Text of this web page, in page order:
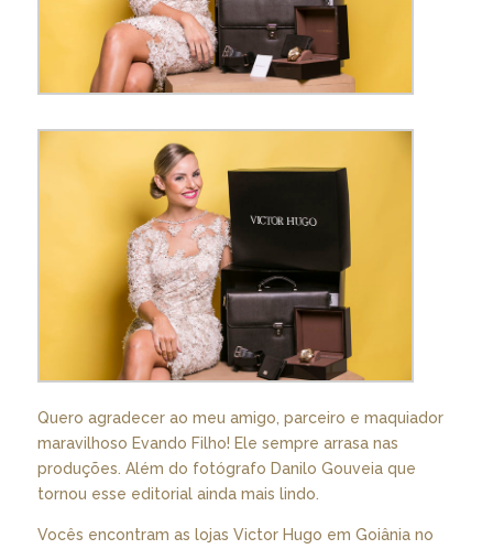
Quero agradecer ao meu amigo, parceiro e maquiador
maravilhoso Evando Filho! Ele sempre arrasa nas
produções. Além do fotógrafo Danilo Gouveia que
tornou esse editorial ainda mais lindo.
Vocês encontram as lojas Victor Hugo em Goiânia no